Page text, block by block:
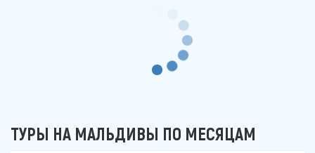
ТУРЫ НА МАЛЬДИВЫ ПО МЕСЯЦАМ